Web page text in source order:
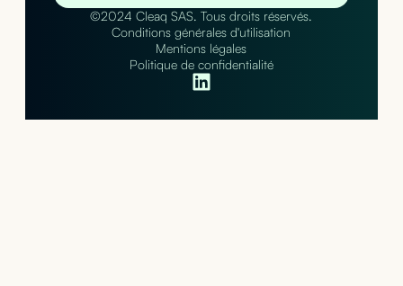
©2024 Cleaq SAS. Tous droits réservés.
Conditions générales d'utilisation
Mentions légales
Politique de confidentialité